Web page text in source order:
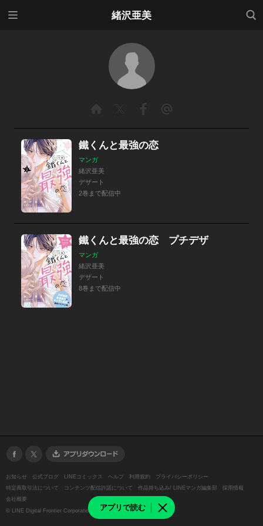
緒沢亜美
検索
アプリで読む
鐵くんと最強の恋
マンガ
緒沢亜美
デザート
2巻まで配信中
鐵くんと最強の恋 プチデザ
マンガ
緒沢亜美
デザート
8巻まで配信中
お知らせ 公式ブログ LINEコミックス ヘルプ 利用規約
プライバシーポリシー
特定商取引法について
コンテンツ配信許諾について 作品持ち込み/ LINEマンガ編集部
採用情報
会社概要
© LINE Digital Frontier Corporation